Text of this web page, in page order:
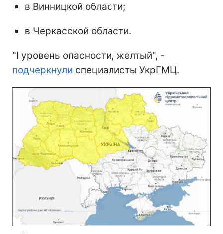
в Винницкой области;
в Черкасской области.
"І уровень опасности, желтый", -
подчеркнули специалисты УкрГМЦ.